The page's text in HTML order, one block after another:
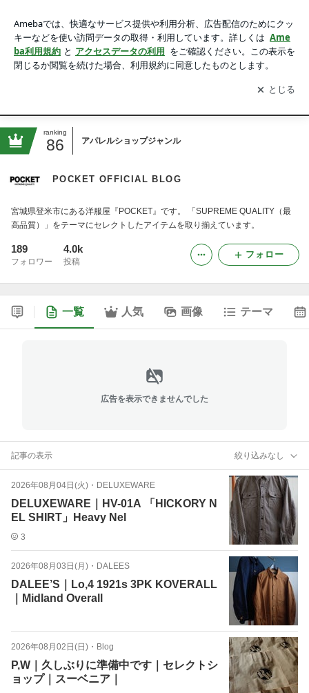
アプリをダウンロードして ブログの更新通知
を受け取りまし
ょう。
開く
ranking
86 アパレルショップジャンル
POCKET OFFICIAL BLOG
宮城県登米市にある洋服屋『POCKET』です。 「SUPREME QUALITY（最
高品質）」をテーマにセレクトしたアイテムを取り揃えています。
189
フォロワー
4.0k
投稿
フォロー
一覧 人気 画像 テーマ
広告を表示できませんでした
記事の表示 絞り込みなし
2026年08月04日(火) ・ DELUXEWARE
DELUXEWARE｜HV-01A 「HICKORY N
EL SHIRT」Heavy Nel
3
2026年08月03日(月) ・ DALEES
DALEE’S｜Lo,4 1921s 3PK KOVERALL
｜Midland Overall
2026年08月02日(日) ・ Blog
P,W｜久しぶりに準備中です｜セレクトシ
ョップ｜スーベニア｜